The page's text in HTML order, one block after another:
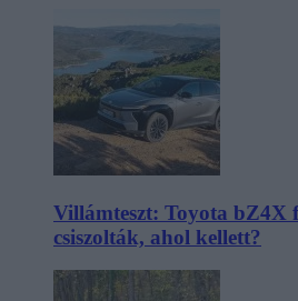
Villámteszt: Toyota bZ4X
csiszolták, ahol kellett?